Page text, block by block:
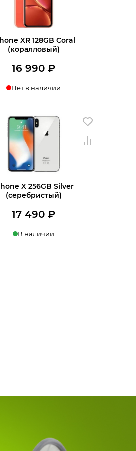
XR 128GB Coral
(коралловый)
16 990₽
Нет в наличии
о поступлении
X 256GB Silver
(серебристый)
17 490₽
В наличии